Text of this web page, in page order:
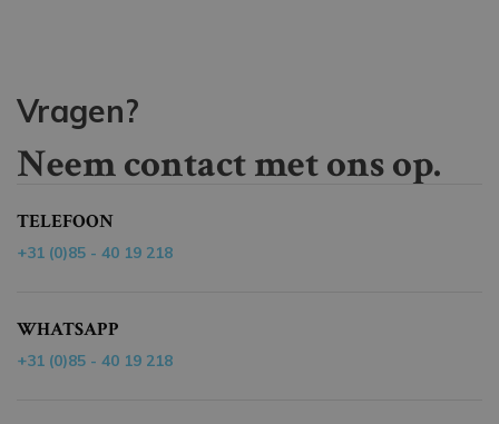
Vragen?
Neem contact met ons op.
TELEFOON
+31 (0)85 - 40 19 218
WHATSAPP
+31 (0)85 - 40 19 218